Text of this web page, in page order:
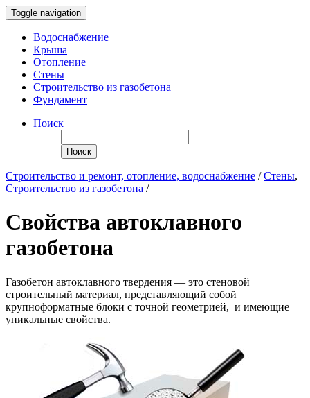
Toggle navigation
Водоснабжение
Крыша
Отопление
Стены
Строительство из газобетона
Фундамент
Поиск
Поиск
Строительство и ремонт, отопление, водоснабжение /Стены,
Строительство из газобетона /
Свойства автоклавного
газобетона
Газобетон автоклавного твердения — это стеновой
строительный материал, представляющий собой
крупноформатные блоки с точной геометрией, и имеющие
уникальные свойства.